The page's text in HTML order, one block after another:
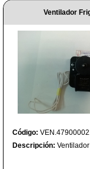
Ventilador
Código:
Descripción: